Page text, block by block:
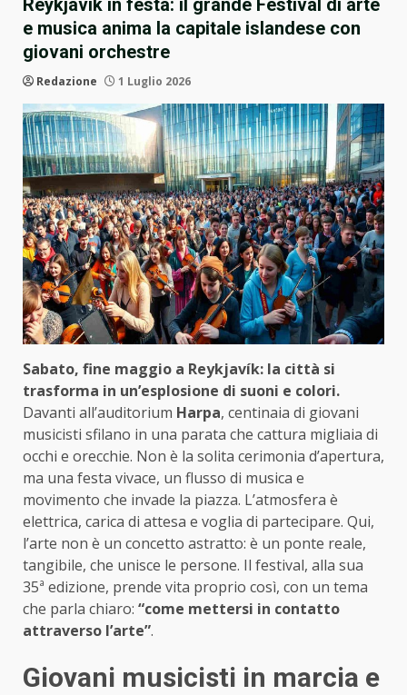
Reykjavik in festa: il grande Festival di arte
e musica anima la capitale islandese con
giovani orchestre
Redazione 1 Luglio 2026
Sabato, fine maggio a Reykjavík: la città si
trasforma in un’esplosione di suoni e colori.
Davanti all’auditorium Harpa, centinaia di giovani
musicisti sfilano in una parata che cattura migliaia di
occhi e orecchie. Non è la solita cerimonia d’apertura,
ma una festa vivace, un flusso di musica e
movimento che invade la piazza. L’atmosfera è
elettrica, carica di attesa e voglia di partecipare. Qui,
l’arte non è un concetto astratto: è un ponte reale,
tangibile, che unisce le persone. Il festival, alla sua
35ª edizione, prende vita proprio così, con un tema
che parla chiaro: “come mettersi in contatto
attraverso l’arte”.
Giovani musicisti in marcia e